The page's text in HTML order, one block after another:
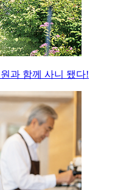
과 함께 사니 됐다!